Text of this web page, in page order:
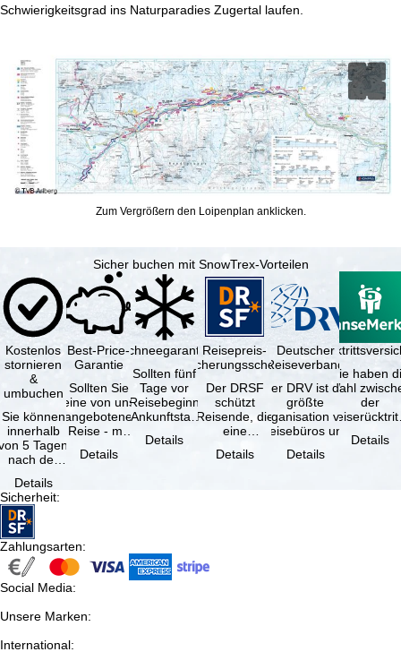
Schwierigkeitsgrad ins Naturparadies Zugertal laufen.
Zum Vergrößern den Loipenplan anklicken.
Sicher buchen mit SnowTrex-Vorteilen
Kostenlos
stornieren
&
umbuchen
Sie können
innerhalb
5 Tagen
nach der
kostenfrei
…
Details
Best-Price-
Garantie
Sollten Sie
eine von uns
angebotene
Reise - mit
Verfügbarkeit
Details
Schneegarantie
Sollten fünf
Tage vor
Reisebeginn
(Ankunftstag)
aufgrund von
Schneemangel
Details
Reisepreis-
Sicherungsschein
Der DRSF
schützt
Reisende, die
eine
oder
Details
Deutscher
Reiseverband
Der DRV ist die
größte
Organisation von
Reisebüros und
Reiseveranstaltern
in …
Details
Sie haben
Wahl
der
(inklusive
Details
Sicherheit:
Zahlungsarten:
Social Media:
Unsere Marken:
International: